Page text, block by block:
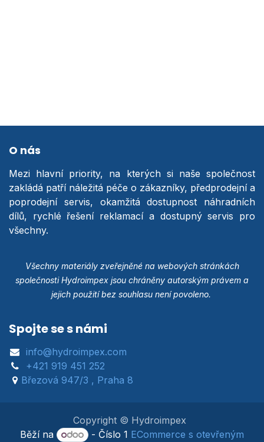
O nás
Mezi hlavní priority, na kterých si naše společnost
zakládá patří náležitá péče o zákazníky, předprodejní a
poprodejní servis, okamžitá dostupnost náhradních
dílů, rychlé řešení reklamací a dostupný servis pro
všechny.
Všechny materiály zveřejněné na webových stránkách
společnosti Hydroimpex jsou chráněny autorským právem a
jejich použití bez souhlasu není povoleno.
Spojte se s námi
info@hydroimpex.com
+421 919 451 252
Březová 947/3 , Praha 8
Copyright © Hydroimpex
Běží na
- Číslo 1 ECommerce s otevřeným